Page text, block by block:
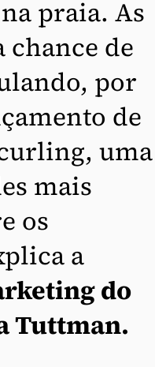
praia. As
chance de
por
de
uma
mais
os
a
do
Tuttman.